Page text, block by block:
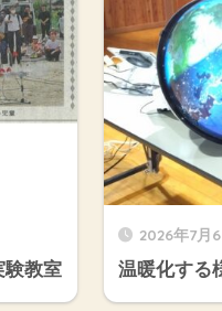
教室
2026年7月
温暖化する